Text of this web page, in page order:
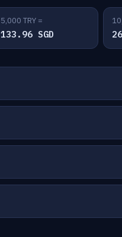
5,000 TRY =
133.96 SGD